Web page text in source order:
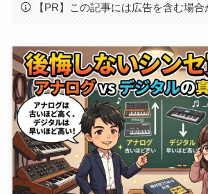
【PR】この記事には広告を含む場合